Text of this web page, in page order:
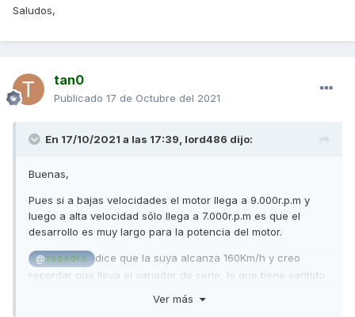
Saludos,
tan0
Publicado 17 de Octubre del 2021
En 17/10/2021 a las 17:39, lord486 dijo:
Buenas,
Pues si a bajas velocidades el motor llega a 9.000r.p.m y
luego a alta velocidad sólo llega a 7.000r.p.m es que el
desarrollo es muy largo para la potencia del motor.
@zepedro
dice que la suya alcanza 160Km/h y creo
recordar que lleva el variador de serie, lo que tiene sentido
pero suelen sacrificar algo la velocidad máxima.
Ver más